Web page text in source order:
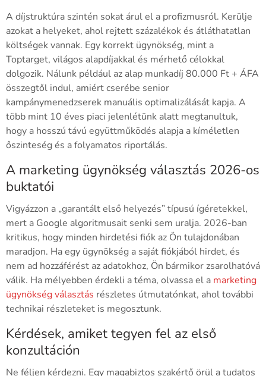
A díjstruktúra szintén sokat árul el a profizmusról. Kerülje
azokat a helyeket, ahol rejtett százalékok és átláthatatlan
költségek vannak. Egy korrekt ügynökség, mint a
Toptarget, világos alapdíjakkal és mérhető célokkal
dolgozik. Nálunk például az alap munkadíj 80.000 Ft + ÁFA
összegtől indul, amiért cserébe senior
kampánymenedzserek manuális optimalizálását kapja. A
több mint 10 éves piaci jelenlétünk alatt megtanultuk,
hogy a hosszú távú együttműködés alapja a kíméletlen
őszinteség és a folyamatos riportálás.
A marketing ügynökség választás 2026-os
buktatói
Vigyázzon a „garantált első helyezés” típusú ígéretekkel,
mert a Google algoritmusait senki sem uralja. 2026-ban
kritikus, hogy minden hirdetési fiók az Ön tulajdonában
maradjon. Ha egy ügynökség a saját fiókjából hirdet, és
nem ad hozzáférést az adatokhoz, Ön bármikor zsarolhatóvá
válik. Ha mélyebben érdekli a téma, olvassa el a marketing
ügynökség választás részletes útmutatónkat, ahol további
technikai részleteket is megosztunk.
Kérdések, amiket tegyen fel az első
konzultáción
Ne féljen kérdezni. Egy magabiztos szakértő örül a tudatos